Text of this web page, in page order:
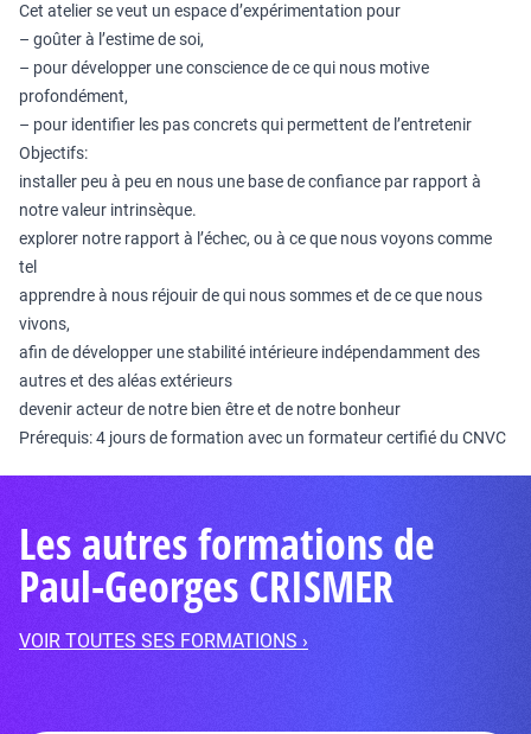
Cet atelier se veut un espace d’expérimentation pour
– goûter à l’estime de soi,
– pour développer une conscience de ce qui nous motive
profondément,
– pour identifier les pas concrets qui permettent de l’entretenir
Objectifs:
installer peu à peu en nous une base de confiance par rapport à
notre valeur intrinsèque.
explorer notre rapport à l’échec, ou à ce que nous voyons comme
tel
apprendre à nous réjouir de qui nous sommes et de ce que nous
vivons,
afin de développer une stabilité intérieure indépendamment des
autres et des aléas extérieurs
devenir acteur de notre bien être et de notre bonheur
Prérequis: 4 jours de formation avec un formateur certifié du CNVC
Les autres formations de
Paul-Georges CRISMER
VOIR TOUTES SES FORMATIONS ›